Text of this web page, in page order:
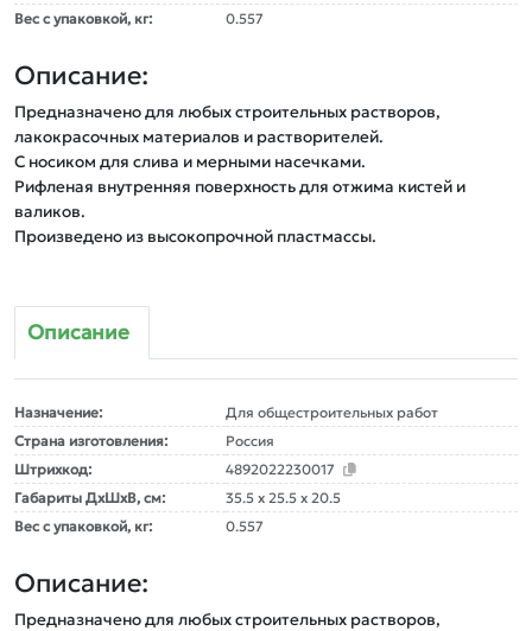
Вес с упаковкой, кг:
0.557
Описание:
Предназначено для любых строительных растворов,
лакокрасочных материалов и растворителей.
С носиком для слива и мерными насечками.
Рифленая внутренняя поверхность для отжима кистей и
валиков.
Описание
Назначение:
Для общестроительных работ
Страна изготовления:
Россия
Штрихкод:
4892022230017
Габариты ДxШxВ, см:
35.5 x 25.5 x 20.5
Вес с упаковкой, кг:
0.557
Описание:
Предназначено для любых строительных растворов,